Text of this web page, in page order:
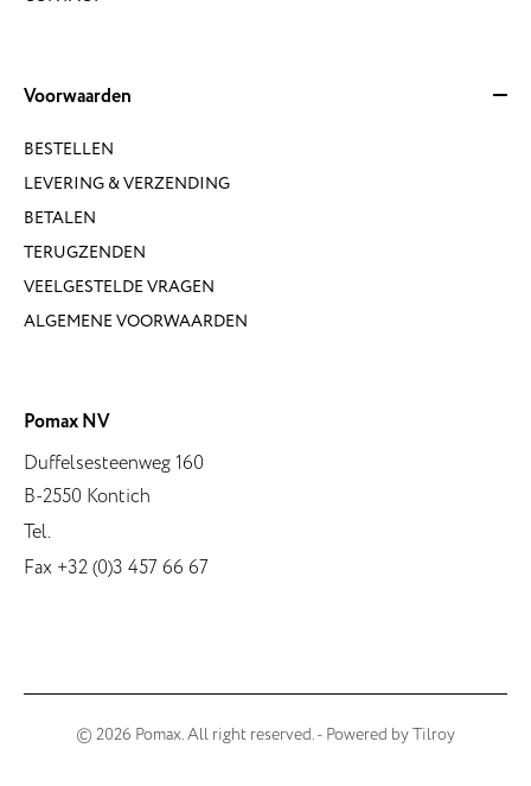
Voorwaarden
BESTELLEN
LEVERING & VERZENDING
BETALEN
TERUGZENDEN
VEELGESTELDE VRAGEN
ALGEMENE VOORWAARDEN
Pomax NV
Duffelsesteenweg 160
B-2550 Kontich
Tel.
Fax +32 (0)3 457 66 67
© 2026 Pomax. All right reserved. - Powered byTilroy